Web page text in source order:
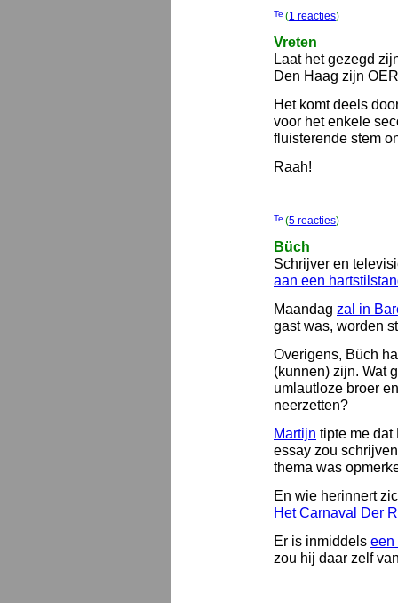
(1 reacties)
Vreten
Laat het gezegd
Den Haag zijn
Het komt deels
voor het enkele
fluisterende stem
Raah!
(5 reacties)
Büch
Schrijver en
aan een
Maandag zal in
gast was, worden
Overigens, Büch
(kunnen) zijn. Wat
umlautloze broer
neerzetten?
Martijn tipte me dat
essay zou
thema was
En wie herinnert
Het Carnaval Der
Er is inmiddels een
zou hij daar zelf